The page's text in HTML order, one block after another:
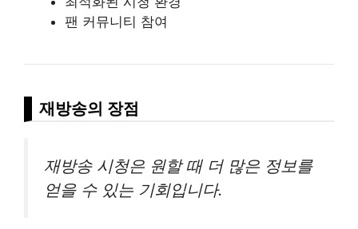
팬 커뮤니티 참여
재방송의 장점
재방송 시청은 원할 때 더 많은 정보를
얻을 수 있는 기회입니다.